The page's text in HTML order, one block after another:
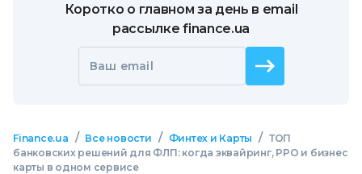
Коротко о главном за день в email
рассылке finance.ua
Ваш email
Finance.ua / Все новости / Финтех и Карты / ТОП
банковских решений для ФЛП: когда эквайринг, РРО и бизнес
карты в одном сервисе